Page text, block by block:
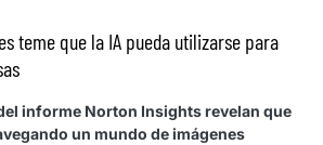
teme que la IA pueda utilizarse para
informe Norton Insights revelan que
un mundo de imágenes